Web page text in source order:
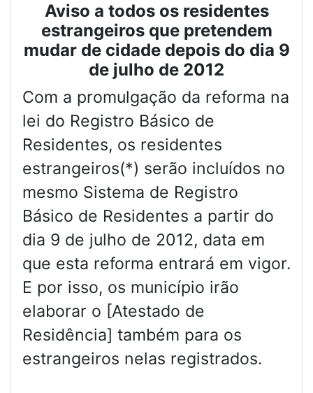
Aviso a todos os residentes
estrangeiros que pretendem
mudar de cidade depois do dia 9
de julho de 2012
Com a promulgação da reforma na
lei do Registro Básico de
Residentes, os residentes
estrangeiros(*) serão incluídos no
mesmo Sistema de Registro
Básico de Residentes a partir do
dia 9 de julho de 2012, data em
que esta reforma entrará em vigor.
E por isso, os município irão
elaborar o [Atestado de
Residência] também para os
estrangeiros nelas registrados.